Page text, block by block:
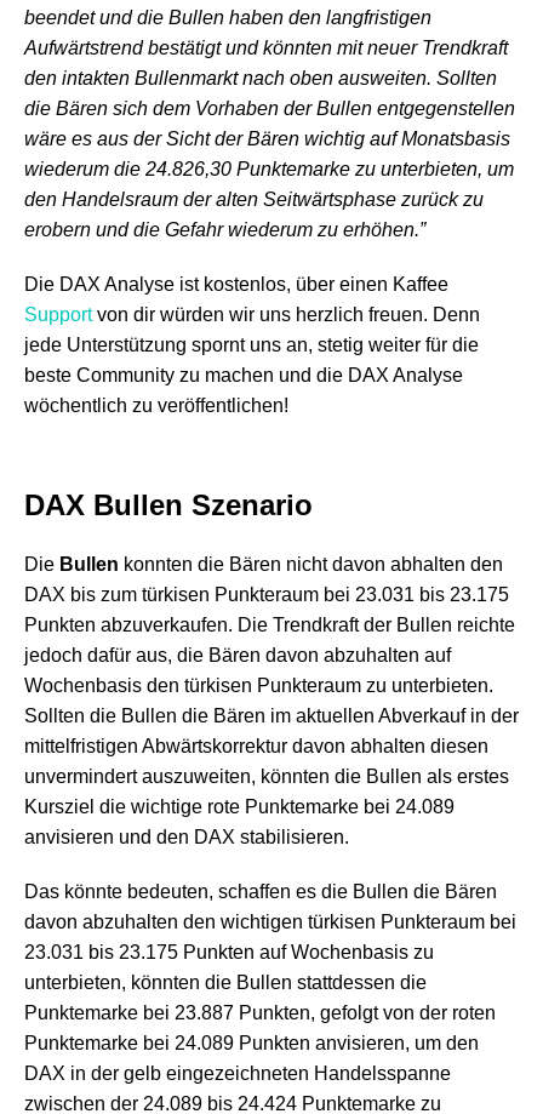
beendet und die Bullen haben den langfristigen
Aufwärtstrend bestätigt und könnten mit neuer Trendkraft
den intakten Bullenmarkt nach oben ausweiten. Sollten
die Bären sich dem Vorhaben der Bullen entgegenstellen
wäre es aus der Sicht der Bären wichtig auf Monatsbasis
wiederum die 24.826,30 Punktemarke zu unterbieten, um
den Handelsraum der alten Seitwärtsphase zurück zu
erobern und die Gefahr wiederum zu erhöhen.”
Die DAX Analyse ist kostenlos, über einen Kaffee
Supportvon dir würden wir uns herzlich freuen. Denn
jede Unterstützung spornt uns an, stetig weiter für die
beste Community zu machen und die DAX Analyse
wöchentlich zu veröffentlichen!
DAX Bullen Szenario
Die Bullen konnten die Bären nicht davon abhalten den
DAX bis zum türkisen Punkteraum bei 23.031 bis 23.175
Punkten abzuverkaufen. Die Trendkraft der Bullen reichte
jedoch dafür aus, die Bären davon abzuhalten auf
Wochenbasis den türkisen Punkteraum zu unterbieten.
Sollten die Bullen die Bären im aktuellen Abverkauf in der
mittelfristigen Abwärtskorrektur davon abhalten diesen
unvermindert auszuweiten, könnten die Bullen als erstes
Kursziel die wichtige rote Punktemarke bei 24.089
anvisieren und den DAX stabilisieren.
Das könnte bedeuten, schaffen es die Bullen die Bären
davon abzuhalten den wichtigen türkisen Punkteraum bei
23.031 bis 23.175 Punkten auf Wochenbasis zu
unterbieten, könnten die Bullen stattdessen die
Punktemarke bei 23.887 Punkten, gefolgt von der roten
Punktemarke bei 24.089 Punkten anvisieren, um den
DAX in der gelb eingezeichneten Handelsspanne
zwischen der 24.089 bis 24.424 Punktemarke zu